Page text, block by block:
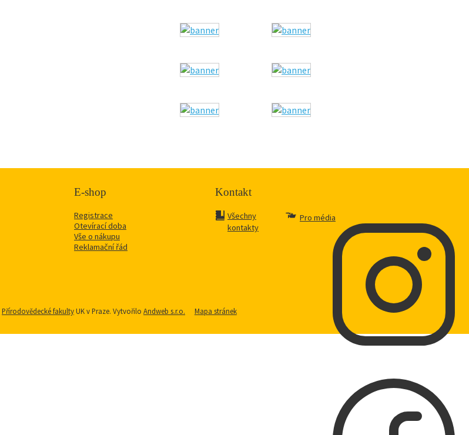
E-shop
Registrace
Otevírací doba
Vše o nákupu
Reklamační řád
Kontakt
Všechny
kontakty
Pro média
Přírodovědecké fakultyUK v Praze. Vytvořilo Andweb s.r.o. Mapa stránek